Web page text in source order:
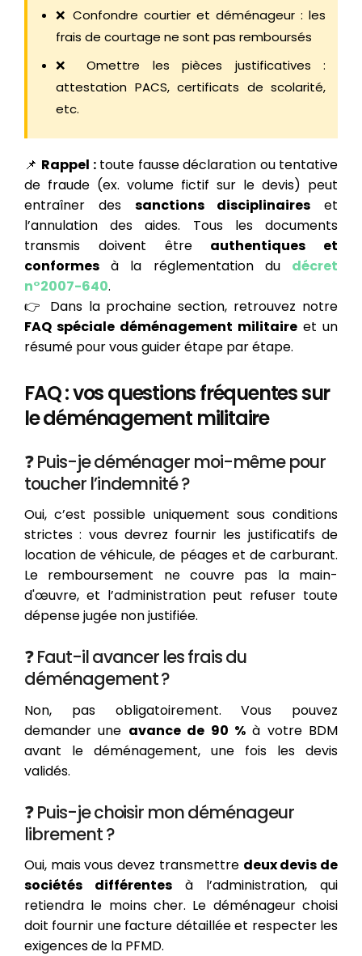
❌ Confondre courtier et déménageur : les
frais de courtage ne sont pas remboursés
❌ Omettre les pièces justificatives :
attestation PACS, certificats de scolarité,
etc.
📌 Rappel :toute fausse déclaration ou tentative
de fraude (ex. volume fictif sur le devis) peut
entraîner des sanctions disciplinaires et
l’annulation des aides. Tous les documents
transmis doivent être authentiques et
conformes à la réglementation du décret
n°2007-640.
👉 Dans la prochaine section, retrouvez notre
FAQ spéciale déménagement militaire et un
résumé pour vous guider étape par étape.
FAQ : vos questions fréquentes sur
le déménagement militaire
❓ Puis-je déménager moi-même pour
toucher l’indemnité ?
Oui, c’est possible uniquement sous conditions
strictes : vous devrez fournir les justificatifs de
location de véhicule, de péages et de carburant.
Le remboursement ne couvre pas la main-
d'œuvre, et l’administration peut refuser toute
dépense jugée non justifiée.
❓ Faut-il avancer les frais du
déménagement ?
Non, pas obligatoirement. Vous pouvez
demander une avance de 90 %à votre BDM
avant le déménagement, une fois les devis
validés.
❓ Puis-je choisir mon déménageur
librement ?
Oui, mais vous devez transmettre deux devis de
sociétés différentes à l’administration, qui
retiendra le moins cher. Le déménageur choisi
doit fournir une facture détaillée et respecter les
exigences de la PFMD.